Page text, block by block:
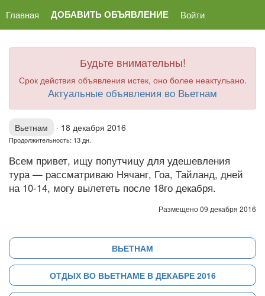
Главная ДОБАВИТЬ ОБЪЯВЛЕНИЕ Войти
Будьте внимательны!
Срок действия объявления истек, оно более неактульано.
Актуальные объявления во Вьетнам
Вьетнам · 18 декабря 2016
Продолжительность: 13 дн.
Всем привет, ищу попутчицу для удешевления
тура — рассматриваю Нячанг, Гоа, Тайланд, дней
на 10-14, могу вылететь после 18го декабря.
Размещено 09 декабря 2016
ВЬЕТНАМ
ОТДЫХ ВО ВЬЕТНАМЕ В ДЕКАБРЕ 2016